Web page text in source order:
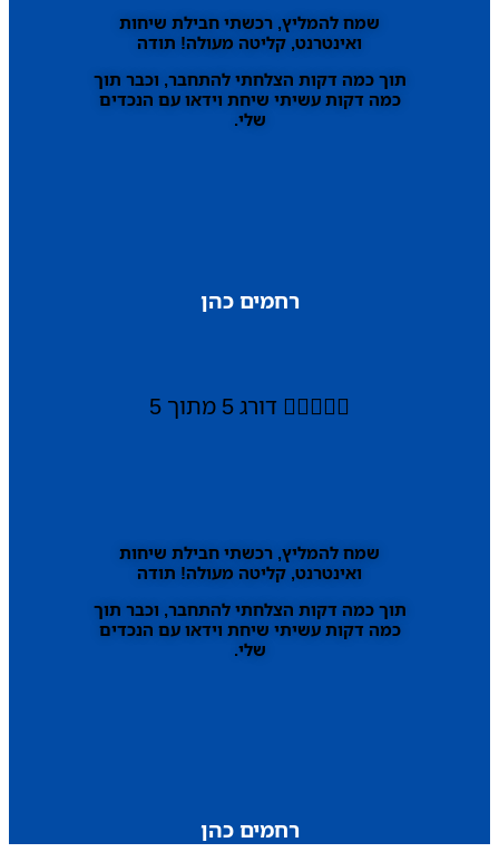
שמח להמליץ, רכשתי חבילת שיחות
ואינטרנט, קליטה מעולה! תודה
תוך כמה דקות הצלחתי להתחבר, וכבר תוך
כמה דקות עשיתי שיחת וידאו עם הנכדים
שלי.
רחמים כהן
 דורג 5 מתוך 5
שמח להמליץ, רכשתי חבילת שיחות
ואינטרנט, קליטה מעולה! תודה
תוך כמה דקות הצלחתי להתחבר, וכבר תוך
כמה דקות עשיתי שיחת וידאו עם הנכדים
שלי.
רחמים כהן